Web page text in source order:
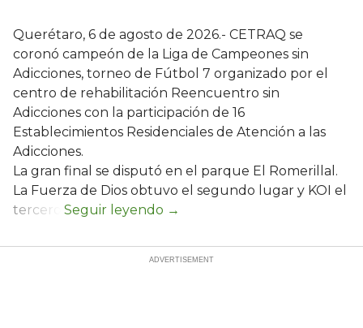
Querétaro, 6 de agosto de 2026.- CETRAQ se
coronó campeón de la Liga de Campeones sin
Adicciones, torneo de Fútbol 7 organizado por el
centro de rehabilitación Reencuentro sin
Adicciones con la participación de 16
Establecimientos Residenciales de Atención a las
Adicciones.
La gran final se disputó en el parque El Romerillal.
La Fuerza de Dios obtuvo el segundo lugar y KOI el
tercero.